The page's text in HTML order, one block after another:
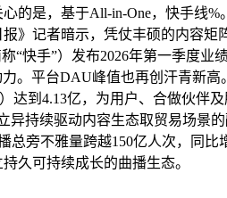
是，基于All-in-One，快手线
》记者暗示，凭仗丰硕的内容
“快手”）发布2026年第一季度
平台DAU峰值也再创汗青新
到4.13亿，为用户、合做伙伴
持续驱动内容生态取贸易场景
旁不雅量跨越150亿人次，同
久可持续成长的曲播生态。